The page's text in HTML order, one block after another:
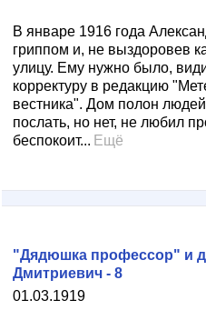
В январе 1916 года
гриппом и, не выздоровев
улицу. Ему нужно было,
корректуру в редакцию
вестника". Дом полон
послать, но нет, не любил
беспокоит... Ещё
01.03.1919
"Дядюшка профессор" и
Дмитриевич - 8